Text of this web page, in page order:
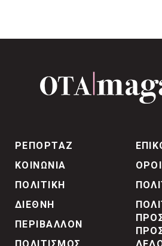
ΡΕΠΟΡΤΑΖ
ΚΟΙΝΩΝΙΑ
ΠΟΛΙΤΙΚΗ
ΔΙΕΘΝΗ
ΠΕΡΙΒΑΛΛΟΝ